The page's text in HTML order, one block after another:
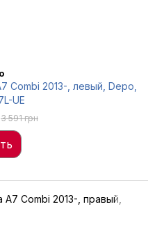
Combi 2013-, левый, Depo,
UE
3 591 грн